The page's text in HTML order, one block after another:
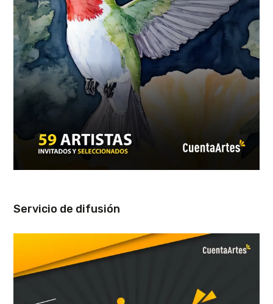
Servicio de difusión